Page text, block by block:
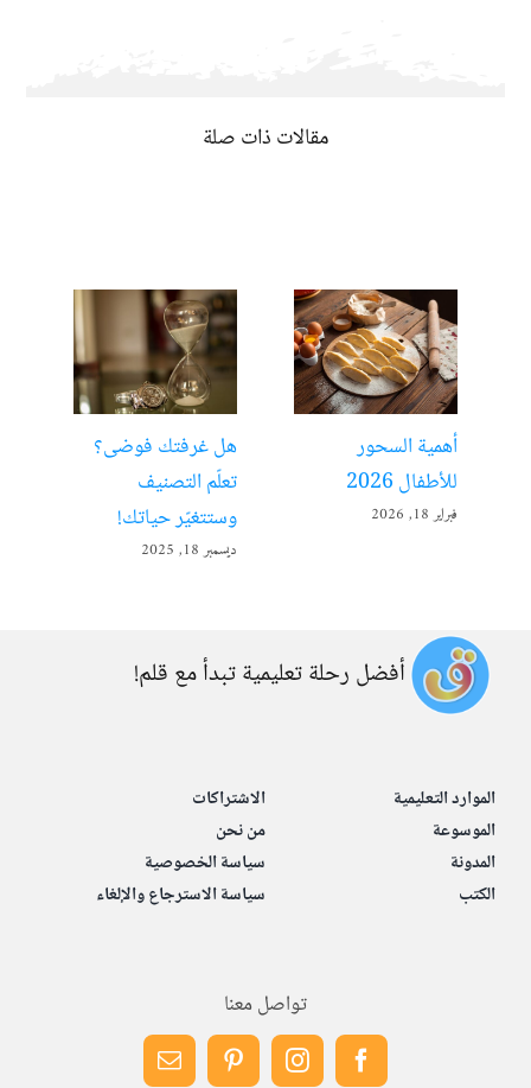
مقالات ذات صلة
أهمية السحور
للأطفال 2026
فبراير 18, 2026
هل غرفتك فوضى؟
تعلّم التصنيف
وستتغيّر حياتك!
ديسمبر 18, 2025
أفضل رحلة تعليمية تبدأ مع قلم!
الموارد التعليمية
الموسوعة
المدونة
الكتب
الاشتراكات
من نحن
سياسة الخصوصية
سياسة الاسترجاع والإلغاء
تواصل معنا